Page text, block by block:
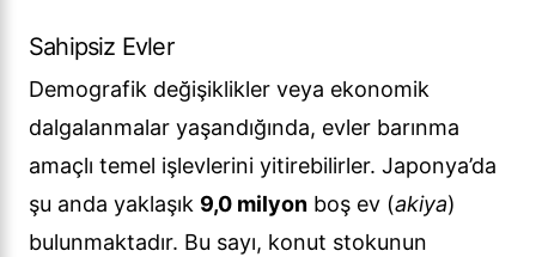
Sahipsiz Evler
Demografik değişiklikler veya ekonomik
dalgalanmalar yaşandığında, evler barınma
amaçlı temel işlevlerini yitirebilirler. Japonya’da
şu anda yaklaşık 9,0 milyon boş ev (akiya)
bulunmaktadır. Bu sayı, konut stokunun